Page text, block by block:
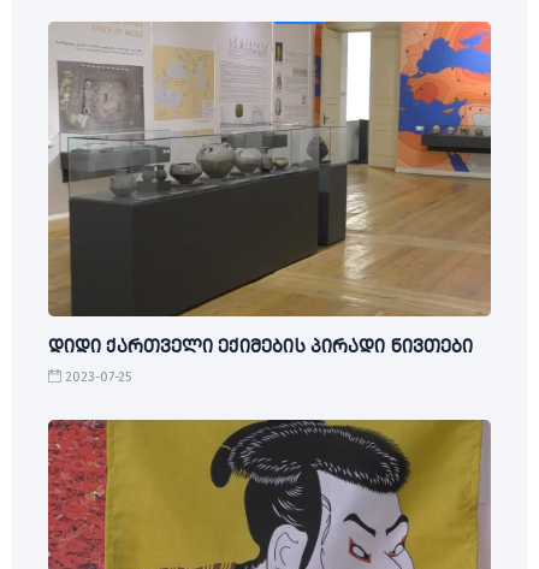
დიდი ქართველი ექიმების პირადი ნივთები
2023-07-25